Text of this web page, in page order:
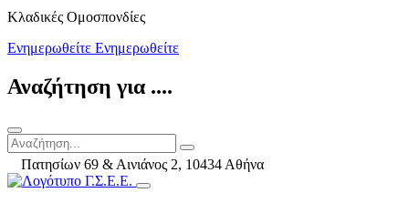
Kλαδικές Ομοσπονδίες
Ενημερωθείτε Ενημερωθείτε
Αναζήτηση για ....
Πατησίων 69 & Αινιάνος 2, 10434 Αθήνα